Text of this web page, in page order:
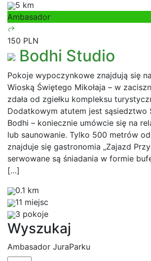
5 km
Ambasador
150 PLN
Bodhi Studio
Pokoje wypoczynkowe znajdują się
Wioską Świętego Mikołaja – w
zdała od zgiełku kompleksu
Dodatkowym atutem jest sąsiedztwo
Bodhi – koniecznie umówcie się na
lub saunowanie. Tylko 500 metrów
znajduje się gastronomia „Zajazd
serwowane są śniadania w formie
[…]
0.1 km
11 miejsc
3 pokoje
Wyszukaj
Ambasador JuraParku